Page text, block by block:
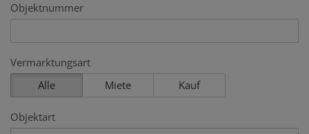
Objektnummer
Vermarktungsart
Alle
Miete Kauf
Objektart